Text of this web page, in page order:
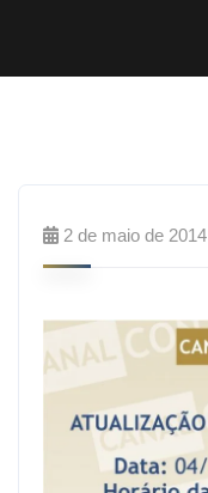
2 de maio de 2014